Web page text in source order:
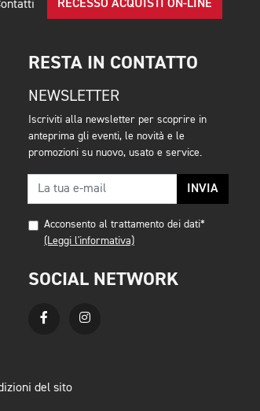
RECESSO ACQUISTI ON-LINE
RESTA IN CONTATTO
NEWSLETTER
Iscriviti alla newsletter per scoprire in
anteprima gli eventi, le novità e le
promozioni su nuovo, usato e service.
INVIA
Acconsento al trattamento dei dati*
(Leggi l'informativa)
SOCIAL NETWORK
del sito